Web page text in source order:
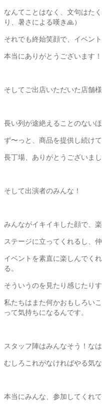
なんてことはなく、文句はた
り、暑さによる嘆き🙏）
それでも終始笑顔で、イベン
本当にありがとうございます！
そしてご出店いただいた店舗様
長い列が途絶えることのないほ
ず〜っと、商品を提供し続けて
長丁場、ありがとうございま
そして出演者のみんな！
みんながイキイキした顔で、
ステージに立ってくれるし、
イベントを素直に楽しんでく
る。
そういうのを見たり感じたりす
私たちはまた何かおもしろい
って気持ちになるんです。
スタッフ陣はみんなそう！なは
むしろこれがなければやる気
本当にみんな、参加してくれ